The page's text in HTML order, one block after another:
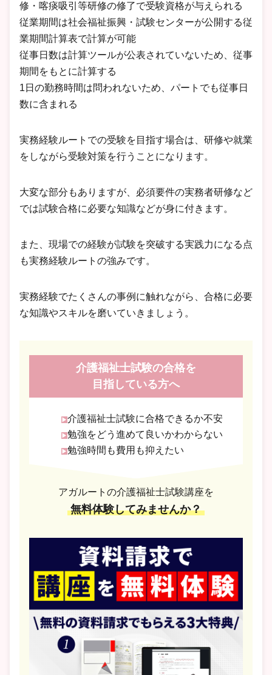
修・喀痰吸引等研修の修了で受験資格が与えられる
従業期間は社会福祉振興・試験センターが公開する従
業期間計算表で計算が可能
従事日数は計算ツールが公表されていないため、従事
期間をもとに計算する
1日の勤務時間は問われないため、パートでも従事日
数に含まれる
実務経験ルートでの受験を目指す場合は、研修や就業
をしながら受験対策を行うことになります。
大変な部分もありますが、必須要件の実務者研修など
では試験合格に必要な知識などが身に付きます。
また、現場での経験が試験を突破する実践力になる点
も実務経験ルートの強みです。
実務経験でたくさんの事例に触れながら、合格に必要
な知識やスキルを磨いていきましょう。
介護福祉士試験の合格を
目指している方へ
介護福祉士試験に合格できるか不安
勉強をどう進めて良いかわからない
勉強時間も費用も抑えたい
アガルートの介護福祉士試験講座を
無料体験してみませんか？